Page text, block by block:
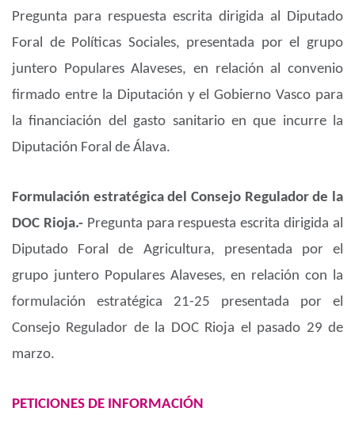
Pregunta para respuesta escrita dirigida al Diputado
Foral de Políticas Sociales, presentada por el grupo
juntero Populares Alaveses, en relación al convenio
firmado entre la Diputación y el Gobierno Vasco para
la financiación del gasto sanitario en que incurre la
Diputación Foral de Álava.
Formulación estratégica del Consejo Regulador de la
DOC Rioja.- Pregunta para respuesta escrita dirigida al
Diputado Foral de Agricultura, presentada por el
grupo juntero Populares Alaveses, en relación con la
formulación estratégica 21-25 presentada por el
Consejo Regulador de la DOC Rioja el pasado 29 de
marzo.
PETICIONES DE INFORMACIÓN